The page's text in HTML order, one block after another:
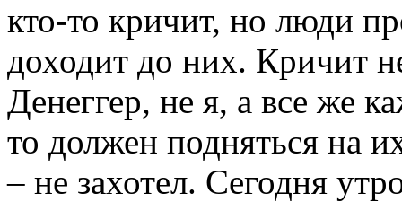
кто-то кричит, но люди
доходит до них. Кричит
Денеггер, не я, а все же
то должен подняться на
– не захотел. Сегодня